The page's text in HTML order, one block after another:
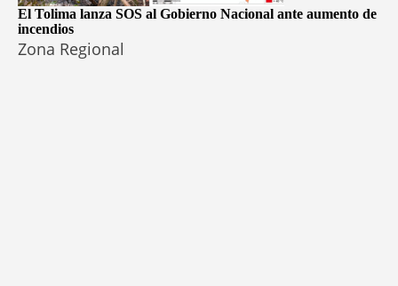
El Tolima lanza SOS al Gobierno Nacional ante aumento de
incendios
Zona Regional